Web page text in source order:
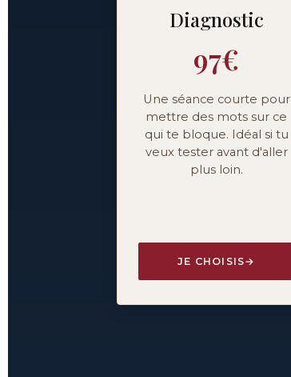
Diagnostic
97€
Une séance courte pour
mettre des mots sur ce
qui te bloque. Idéal si tu
veux tester avant d'aller
plus loin.
JE CHOISIS